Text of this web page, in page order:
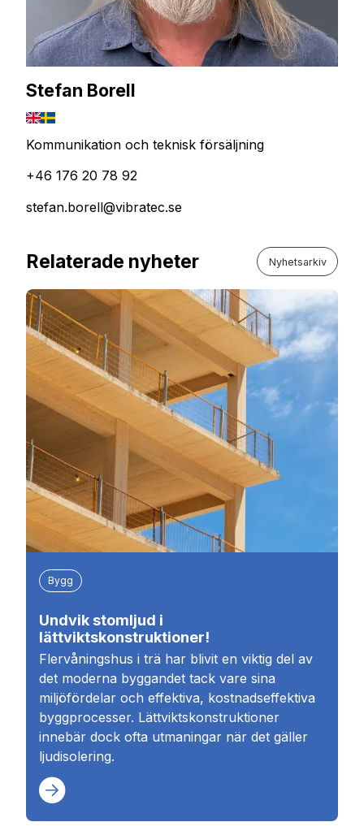
Stefan Borell
Kommunikation och teknisk försäljning
+46 176 20 78 92
stefan.borell@vibratec.se
Relaterade nyheter Nyhetsarkiv
Bygg
Undvik stomljud i
lättviktskonstruktioner!
Flervåningshus i trä har blivit en viktig del av
det moderna byggandet tack vare sina
miljöfördelar och effektiva, kostnadseffektiva
byggprocesser. Lättviktskonstruktioner
innebär dock ofta utmaningar när det gäller
ljudisolering.